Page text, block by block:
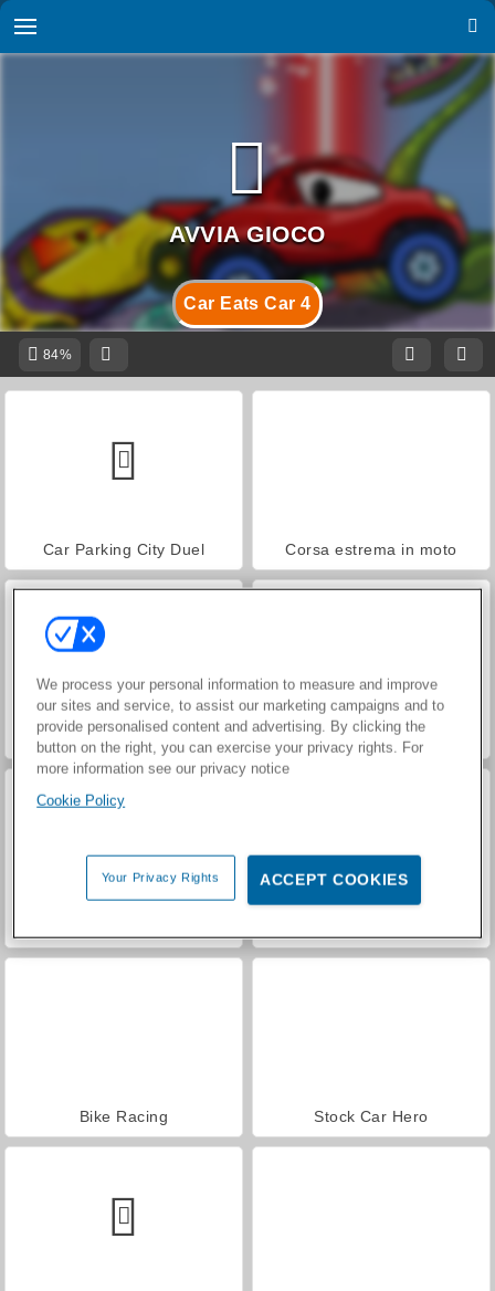
Car Eats Car 4
84%
Car Parking City Duel Corsa estrema in moto
Motociclista a matita Ado Stunt Car 2
Bike Racing Stock Car Hero
We process your personal information to measure and improve
our sites and service, to assist our marketing campaigns and to
provide personalised content and advertising. By clicking the
button on the right, you can exercise your privacy rights. For
more information see our privacy notice
Cookie Policy
Your Privacy Rights ACCEPT COOKIES